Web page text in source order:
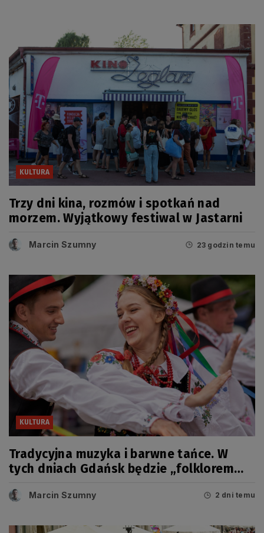
KULTURA
Trzy dni kina, rozmów i spotkań nad
morzem. Wyjątkowy festiwal w Jastarni
Marcin Szumny 23 godzin temu
KULTURA
Tradycyjna muzyka i barwne tańce. W
tych dniach Gdańsk będzie „folklorem
Marcin Szumny 2 dni temu